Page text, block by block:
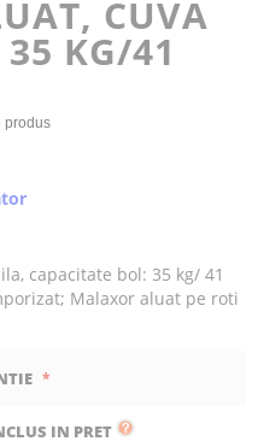
CUVA
KG/41
produs
capacitate bol: 35 kg/ 41
Malaxor aluat pe roti
IN PRET